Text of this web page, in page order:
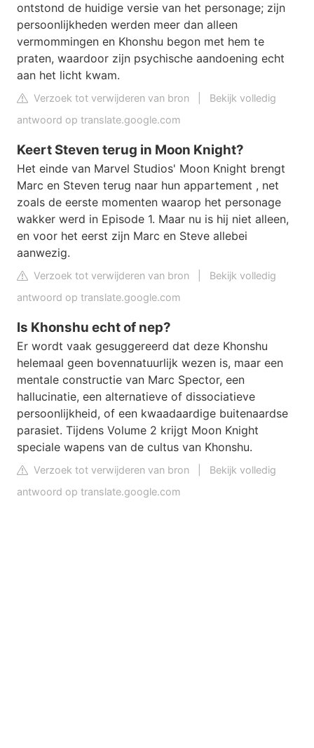
ontstond de huidige versie van het personage; zijn
persoonlijkheden werden meer dan alleen
vermommingen en Khonshu begon met hem te
praten, waardoor zijn psychische aandoening echt
aan het licht kwam.
Verzoek tot verwijderen van bron
Bekijk volledig
antwoord op translate.google.com
Keert Steven terug in Moon Knight?
Het einde van Marvel Studios' Moon Knight brengt
Marc en Steven terug naar hun appartement , net
zoals de eerste momenten waarop het personage
wakker werd in Episode 1. Maar nu is hij niet alleen,
en voor het eerst zijn Marc en Steve allebei
aanwezig.
Verzoek tot verwijderen van bron
Bekijk volledig
antwoord op translate.google.com
Is Khonshu echt of nep?
Er wordt vaak gesuggereerd dat deze Khonshu
helemaal geen bovennatuurlijk wezen is, maar een
mentale constructie van Marc Spector, een
hallucinatie, een alternatieve of dissociatieve
persoonlijkheid, of een kwaadaardige buitenaardse
parasiet. Tijdens Volume 2 krijgt Moon Knight
speciale wapens van de cultus van Khonshu.
Verzoek tot verwijderen van bron
Bekijk volledig
antwoord op translate.google.com